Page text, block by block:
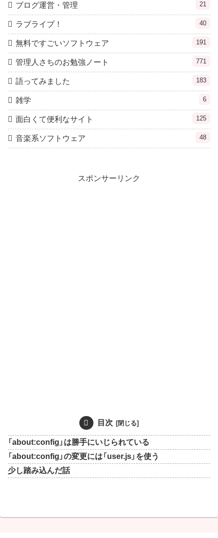
ブログ運営・管理 21
ラブライブ！ 40
無料ですごいソフトウェア 191
管理人さちのお勉強ノート 771
語ってみました 183
雑学 6
面白くて便利なサイト 125
音楽系ソフトウェア 48
スポンサーリンク
目次
「about:config」は勝手にいじられている
「about:config」の変更には「user.js」を使う
少し踏み込んだ話